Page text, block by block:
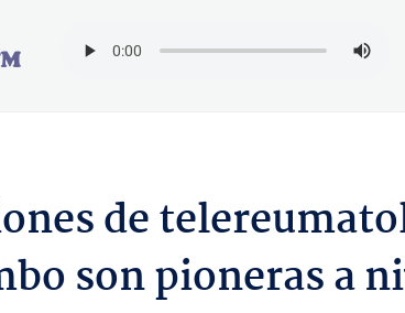
de
son pioneras a